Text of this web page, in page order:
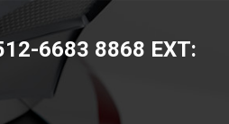
6683 8868 EXT: